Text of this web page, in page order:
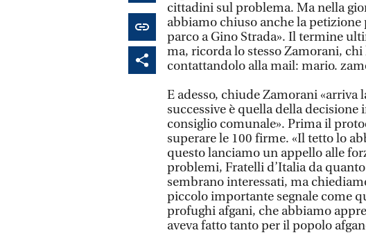
cittadini sul problema. Ma nella
abbiamo chiuso anche la
parco a Gino Strada». Il termine
ma, ricorda lo stesso Zamorani,
contattandolo alla mail: mario.
E adesso, chiude Zamorani
successive è quella della
consiglio comunale». Prima il
superare le 100 firme. «Il tetto lo
questo lanciamo un appello alle
problemi, Fratelli d’Italia da
sembrano interessati, ma
piccolo importante segnale come
profughi afgani, che abbiamo
aveva fatto tanto per il popolo